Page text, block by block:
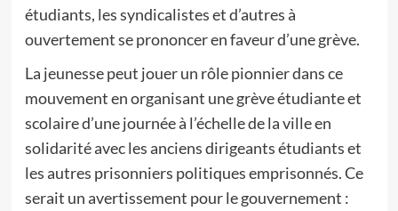
étudiants, les syndicalistes et d’autres à
ouvertement se prononcer en faveur d’une grève.
La jeunesse peut jouer un rôle pionnier dans ce
mouvement en organisant une grève étudiante et
scolaire d’une journée à l’échelle de la ville en
solidarité avec les anciens dirigeants étudiants et
les autres prisonniers politiques emprisonnés. Ce
serait un avertissement pour le gouvernement :